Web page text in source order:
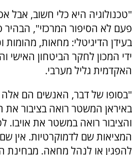
"טכנולוגיה היא כלי חשוב, אבל
פעם לא הסיפור המרכזי", הבהיר
בעידן הדיגיטלי: מחאות, מהומות
ידי המכון לחקר הביטחון האישי
האקדמית גליל מערבי.
"בסופו של דבר, האנשים הם
באיראן המשטר רואה בציבור את
והציבור רואה במשטר את אויבו.
המציאות שם לדמוקרטיות. אין
להפגין או לנהל מחאה. מבחינת